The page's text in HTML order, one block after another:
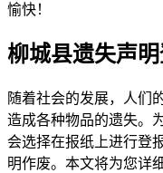
愉快！
柳城县遗失声
随着社会的发展，人们
造成各种物品的遗失。
会选择在报纸上进行登
明作废。本文将为您详